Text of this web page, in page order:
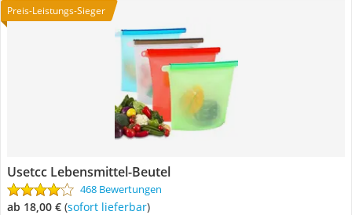
Preis-Leistungs-Sieger
Usetcc Lebensmittel-Beutel
468 Bewertungen
ab 18,00 € ( Sofort lieferbar)